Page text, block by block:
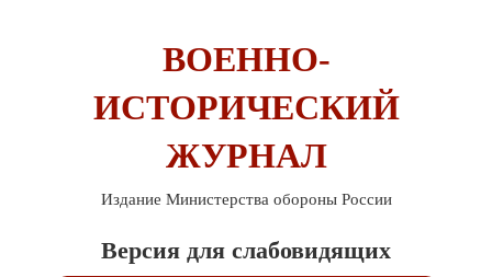
ВОЕННО-
ИСТОРИЧЕСКИЙ
ЖУРНАЛ
Издание Министерства обороны России
Версия для слабовидящих